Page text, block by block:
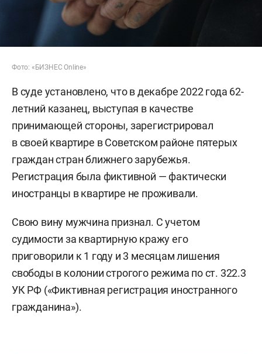
Фото: «БИЗНЕС Online»
В суде установлено, что в декабре 2022 года 62-
летний казанец, выступая в качестве
принимающей стороны, зарегистрировал
в своей квартире в Советском районе пятерых
граждан стран ближнего зарубежья.
Регистрация была фиктивной — фактически
иностранцы в квартире не проживали.
Свою вину мужчина признал. С учетом
судимости за квартирную кражу его
приговорили к 1 году и 3 месяцам лишения
свободы в колонии строгого режима по ст. 322.3
УК РФ («Фиктивная регистрация иностранного
гражданина»).